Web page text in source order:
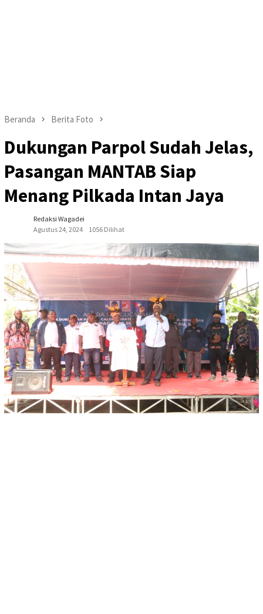
Beranda Berita Foto
Dukungan Parpol Sudah Jelas,
Pasangan MANTAB Siap
Menang Pilkada Intan Jaya
Redaksi Wagadei
Agustus 24, 2024
1056 Dilihat